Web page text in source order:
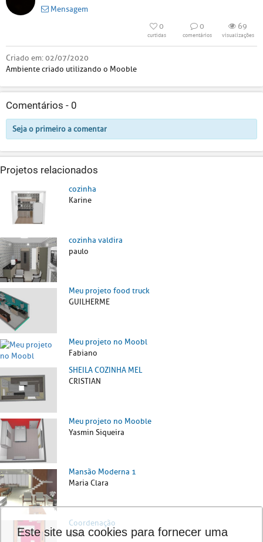
Mensagem
0
curtidas
0
comentários
69
visualizações
Criado em:02/07/2020
Ambiente criado utilizando o Mooble
Comentários - 0
Seja o primeiro a comentar
Projetos relacionados
cozinha
Karine
cozinha valdira
paulo
Meu projeto food truck
GUILHERME
Meu projeto no Moobl
Fabiano
SHEILA COZINHA MEL
CRISTIAN
Meu projeto no Mooble
Yasmin Siqueira
Mansão Moderna 1
Maria Clara
Coordenação
Levi
Este site usa cookies para fornecer uma